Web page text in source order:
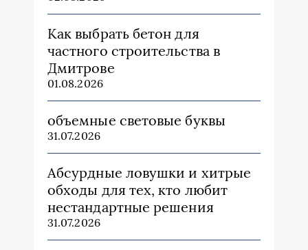
Как выбрать бетон для
частного строительства в
Дмитрове
01.08.2026
объемные световые буквы
31.07.2026
Абсурдные ловушки и хитрые
обходы для тех, кто любит
нестандартные решения
31.07.2026